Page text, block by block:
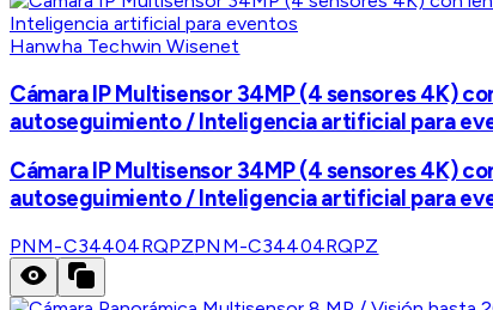
Hanwha Techwin Wisenet
Cámara IP Multisensor 34MP (4 sensores 4K)
autoseguimiento / Inteligencia artificial para
Cámara IP Multisensor 34MP (4 sensores 4K)
autoseguimiento / Inteligencia artificial para
PNM-C34404RQPZPNM-C34404RQPZ